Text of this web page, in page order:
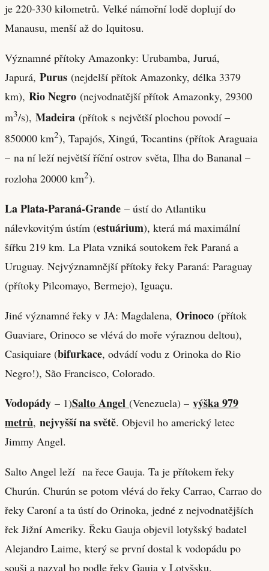
je 220-330 kilometrů. Velké námořní lodě doplují do
Manausu, menší až do Iquitosu.
Významné přítoky Amazonky: Urubamba, Juruá,
Japurá, Purus (nejdelší přítok Amazonky, délka 3379
km), Rio Negro (nejvodnatější přítok Amazonky, 29300
m3/s), Madeira (přítok s největší plochou povodí –
850000 km2), Tapajós, Xingú, Tocantins (přítok Araguaia
– na ní leží největší říční ostrov světa, Ilha do Bananal –
rozloha 20000 km2).
La Plata-Paraná-Grande – ústí do Atlantiku
nálevkovitým ústím (estuárium), která má maximální
šířku 219 km. La Plata vzniká soutokem řek Paraná a
Uruguay. Nejvýznamnější přítoky řeky Paraná: Paraguay
(přítoky Pilcomayo, Bermejo), Iguaçu.
Jiné významné řeky v JA: Magdalena, Orinoco (přítok
Guaviare, Orinoco se vlévá do moře výraznou deltou),
Casiquiare (bifurkace, odvádí vodu z Orinoka do Rio
Negro!), São Francisco, Colorado.
Vodopády – 1)Salto Angel (Venezuela) – výška 979
metrů, nejvyšší na světě. Objevil ho americký letec
Jimmy Angel.
Salto Angel leží na řece Gauja. Ta je přítokem řeky
Churún. Churún se potom vlévá do řeky Carrao, Carrao do
řeky Caroní a ta ústí do Orinoka, jedné z nejvodnatějších
řek Jižní Ameriky. Řeku Gauja objevil lotyšský badatel
Alejandro Laime, který se první dostal k vodopádu po
souši a nazval ho podle řeky Gauja v Lotyšsku.